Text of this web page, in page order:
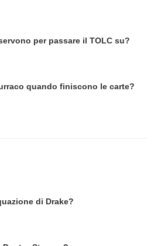
per passare il TOLC su?
quando finiscono le carte?
di Drake?